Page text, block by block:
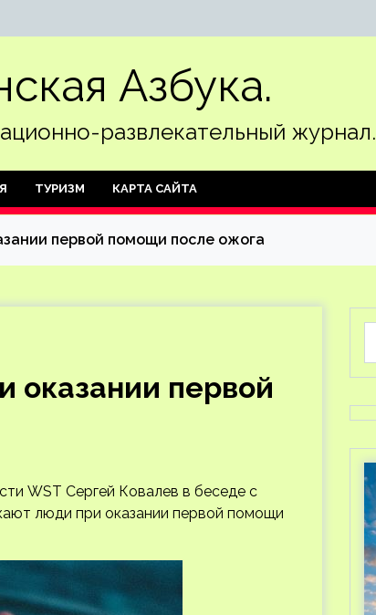
Азбука.
развлекательный журнал.
ТУРИЗМ КАРТА САЙТА
первой помощи после ожога
оказании первой
WST Сергей Ковалев в беседе с
люди при оказании первой помощи